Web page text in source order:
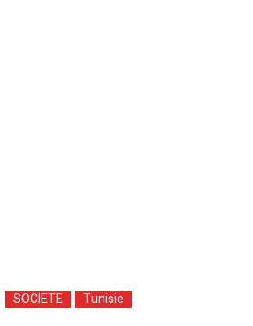
SOCIETE Tunisie